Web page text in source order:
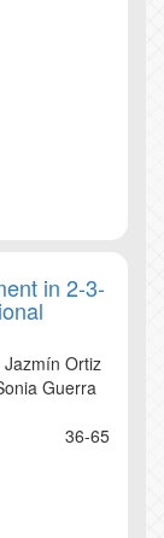
in 2-3-
Ortiz
Guerra
36-65